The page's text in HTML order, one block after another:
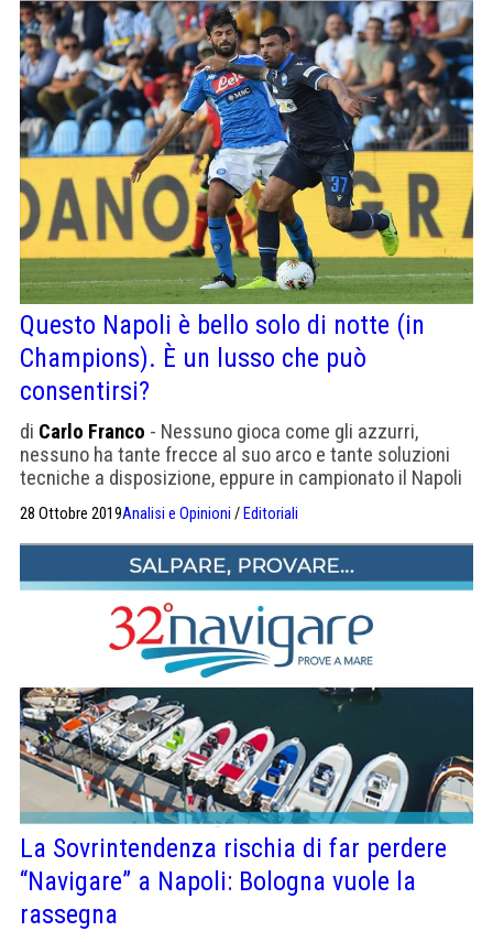
Questo Napoli è bello solo di notte (in
Champions). È un lusso che può
consentirsi?
di Carlo Franco - Nessuno gioca come gli azzurri,
nessuno ha tante frecce al suo arco e tante soluzioni
tecniche a disposizione, eppure in campionato il Napoli
28 Ottobre 2019Analisi e Opinioni / Editoriali
La Sovrintendenza rischia di far perdere
“Navigare” a Napoli: Bologna vuole la
rassegna